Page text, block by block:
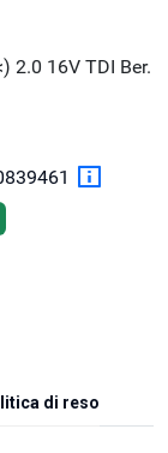
2.0 16V TDI Ber.
di reso